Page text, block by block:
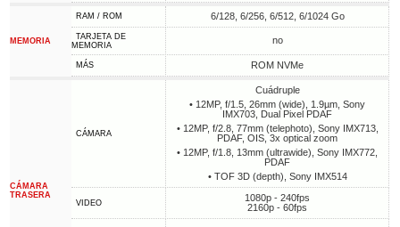
MEMORIA
RAM / ROM 6/128, 6/256, 6/512, 6/1024 Go
TARJETA DE
MEMORIA
no
MÁS ROM NVMe
CÁMARA
TRASERA
CÁMARA
Cuádruple
• 12MP, f/1.5, 26mm (wide), 1.9µm, Sony
IMX703, Dual Pixel PDAF
• 12MP, f/2.8, 77mm (telephoto), Sony IMX713,
PDAF, OIS, 3x optical zoom
• 12MP, f/1.8, 13mm (ultrawide), Sony IMX772,
PDAF
• TOF 3D (depth), Sony IMX514
VIDEO
1080p - 240fps
2160p - 60fps